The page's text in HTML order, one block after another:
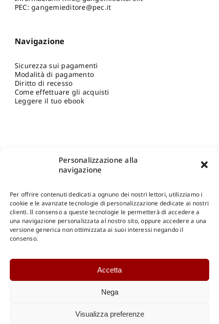
Personalizzazione alla
navigazione
Per offrire contenuti dedicati a ognuno dei nostri lettori, utilizziamo i
cookie e le avanzate tecnologie di personalizzazione dedicate ai nostri
clienti. Il consenso a queste tecnologie le permetterà di accedere a
una navigazione personalizzata al nostro sito, oppure accedere a una
versione generica non ottimizzata ai suoi interessi negando il
consenso.
Accetta
Nega
Visualizza preferenze
PEC: gangemieditore@pec.it
Navigazione
Sicurezza sui pagamenti
Modalità di pagamento
Diritto di recesso
Come effettuare gli acquisti
Leggere il tuo ebook
Shop Gangemi Editore-Pagamenti Sicuri e anche Rateali
Catalogo Online
Catalogo Internazionale
DOWNLOAD
Catalogo Internazionale